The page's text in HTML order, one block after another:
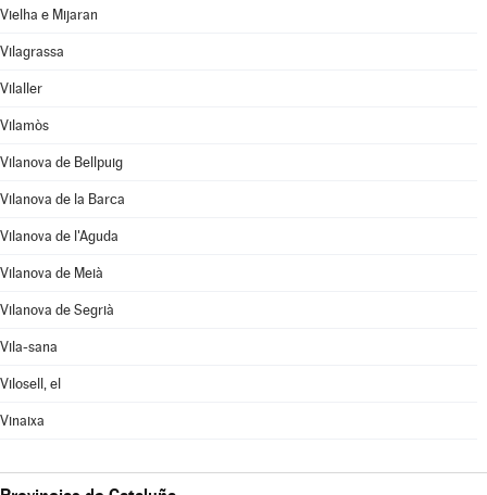
Vielha e Mijaran
Vilagrassa
Vilaller
Vilamòs
Vilanova de Bellpuig
Vilanova de la Barca
Vilanova de l'Aguda
Vilanova de Meià
Vilanova de Segrià
Vila-sana
Vilosell, el
Vinaixa